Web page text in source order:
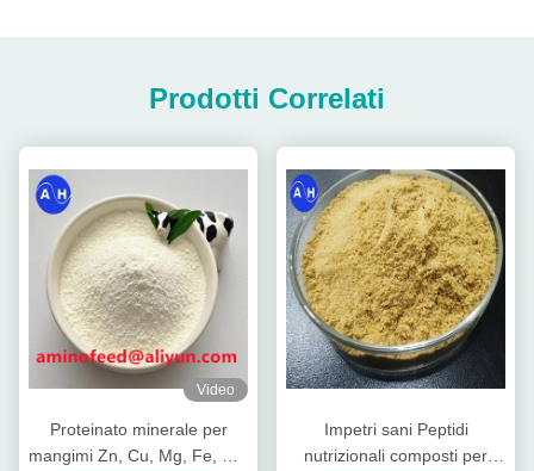
Prodotti Correlati
Video
Proteinato minerale per
mangimi Zn, Cu, Mg, Fe, Co,
Impetri sani Peptidi
nutrizionali composti per